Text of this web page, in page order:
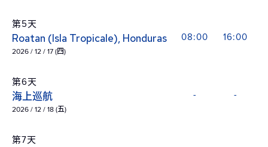
第5天
Roatan (Isla Tropicale), Honduras
2026 / 12 / 17 (四)
08:00 16:00
第6天
海上巡航
2026 / 12 / 18 (五)
- -
第7天